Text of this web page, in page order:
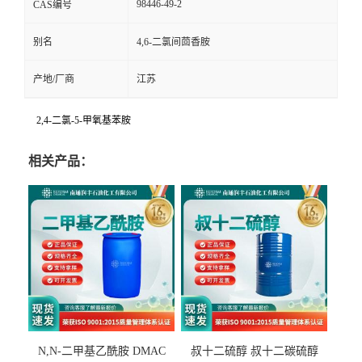
CAS编号 98446-49-2
别名 4,6-二氯间茴香胺
产地/厂商 江苏
2,4-二氯-5-甲氧基苯胺
相关产品：
N,N-二甲基乙酰胺 DMAC 叔十二硫醇 叔十二碳硫醇